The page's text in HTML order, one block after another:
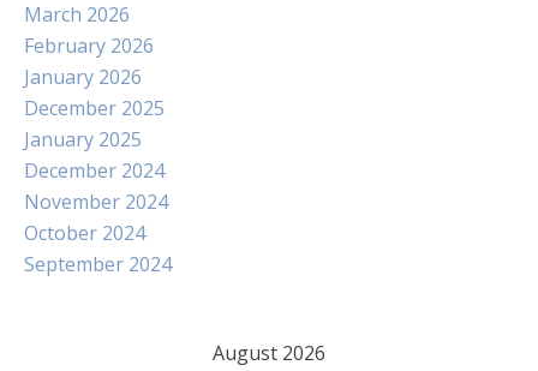
March 2026
February 2026
January 2026
December 2025
January 2025
December 2024
November 2024
October 2024
September 2024
August 2026